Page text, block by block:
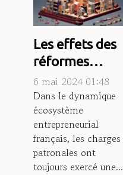
Les effets des
réformes
récentes sur
les charges
patronales et
leur impact sur
les PME en
France
6 mai 2024 01:48
Dans le dynamique
écosystème
entrepreneurial
français, les charges
patronales ont
toujours exercé une...